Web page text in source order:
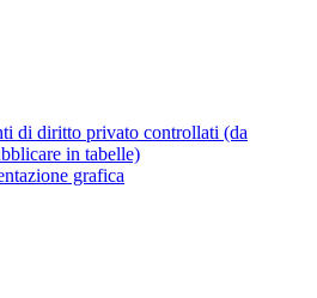
di diritto privato controllati (da
in tabelle)
grafica